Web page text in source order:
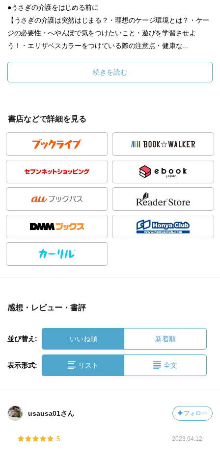
●うさぎの介護をはじめる前に
【うさぎの介護は突然はじまる？・理想のケージ環境とは？・ケー
ジの必要性・へやんぽで気をつけたいこと・遊びを学習させよ
う！・エリザベスカラーをつけている際の注意点・健康な...
続きを読む
書店などで詳細を見る
感想・レビュー・書評
並び替え: いいね順 新着順
表示形式: リスト 全文
usausa01さん フォロー
5 2023.04.12